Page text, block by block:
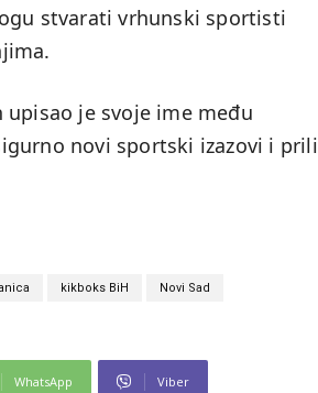
stvarati vrhunski sportisti
upisao je svoje ime među
novi sportski izazovi i
kikboks BiH Novi Sad
WhatsApp Viber